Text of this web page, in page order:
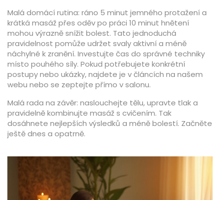
Malá domácí rutina: ráno 5 minut jemného protažení a
krátká masáž přes oděv po práci 10 minut hnětení
mohou výrazně snížit bolest. Tato jednoduchá
pravidelnost pomůže udržet svaly aktivní a méně
náchylné k zranění. Investujte čas do správné techniky
místo pouhého síly. Pokud potřebujete konkrétní
postupy nebo ukázky, najdete je v článcích na našem
webu nebo se zeptejte přímo v salonu.
Malá rada na závěr: naslouchejte tělu, upravte tlak a
pravidelně kombinujte masáž s cvičením. Tak
dosáhnete nejlepších výsledků a méně bolestí. Začněte
ještě dnes a opatrně.